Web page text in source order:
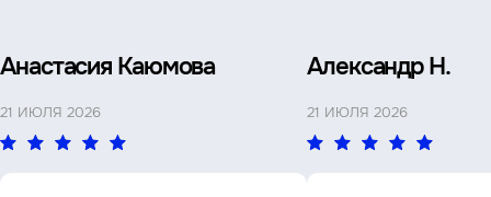
Анастасия Каюмова
21 ИЮЛЯ 2026
Александр Н.
21 ИЮЛЯ 2026